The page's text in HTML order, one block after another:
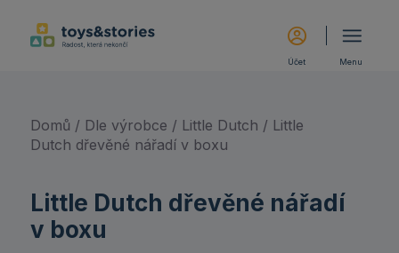
Menu
Účet
Domů / Dle výrobce / Little Dutch / Little
Dutch dřevěné nářadí v boxu
Little Dutch dřevěné nářadí
v boxu